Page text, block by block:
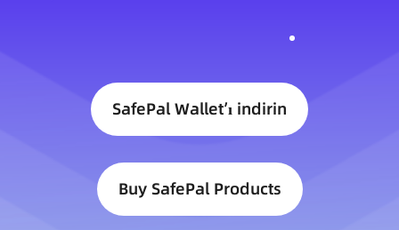
SafePal Wallet’ı indirin
Buy SafePal Products